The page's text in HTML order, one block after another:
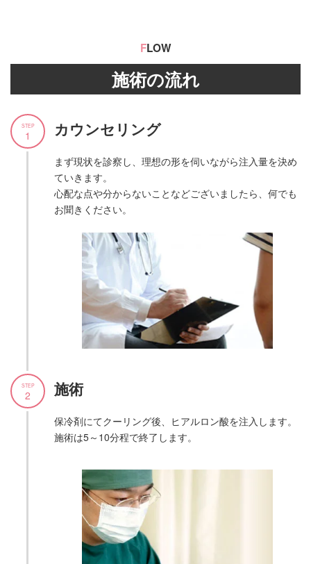
FLOW
施術の流れ
カウンセリング
まず現状を診察し、理想の形を伺いながら注入量を決め
ていきます。
心配な点や分からないことなどございましたら、何でも
お聞きください。
STEP
1
施術
保冷剤にてクーリング後、ヒアルロン酸を注入します。
施術は5～10分程で終了します。
STEP
2